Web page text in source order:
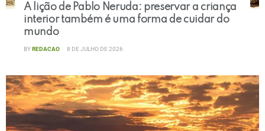
A lição de Pablo Neruda: preservar a criança
interior também é uma forma de cuidar do
mundo
BYREDACAO 8 DE JULHO DE 2026